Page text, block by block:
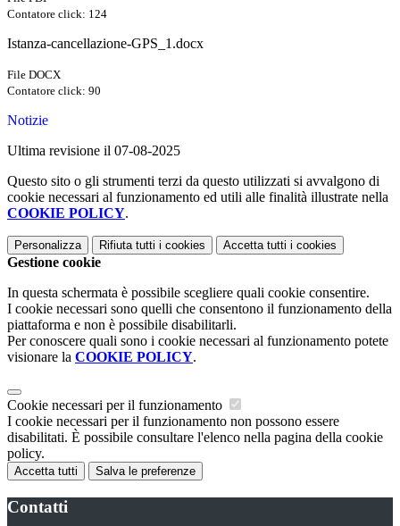
Contatore click: 124
Istanza-cancellazione-GPS_1.docx
File DOCX
Contatore click: 90
Notizie
Ultima revisione il 07-08-2025
Questo sito o gli strumenti terzi da questo utilizzati si avvalgono di
cookie necessari al funzionamento ed utili alle finalità illustrate nella
COOKIE POLICY.
Personalizza Rifiuta tutti i cookies Accetta tutti i cookies
Gestione cookie
In questa schermata è possibile scegliere quali cookie consentire.
I cookie necessari sono quelli che consentono il funzionamento della
piattaforma e non è possibile disabilitarli.
Per conoscere quali sono i cookie necessari al funzionamento potete
visionare la COOKIE POLICY.
Cookie necessari per il funzionamento
I cookie necessari per il funzionamento non possono essere
disabilitati. È possibile consultare l'elenco nella pagina della cookie
policy.
Accetta tutti Salva le preferenze
Contatti